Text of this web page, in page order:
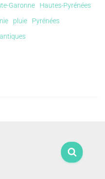
Garonne
Hautes-Pyrénées
pluie
Pyrénées